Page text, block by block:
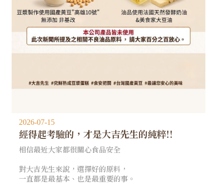
2026-07-15
經得起考驗的，才是大吉先生的純粹!!
相信最近大家都很關心食品安全
對大吉先生來說，選擇好的原料，
一直都是最基本、也是最重要的事。